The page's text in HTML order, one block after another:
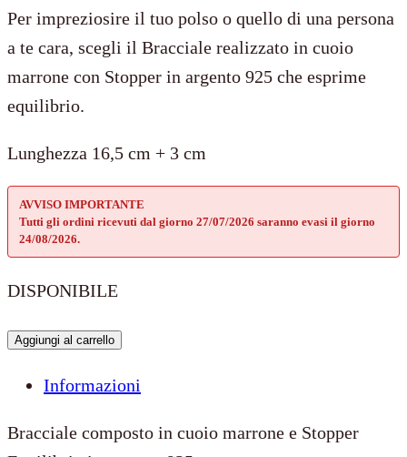
Per impreziosire il tuo polso o quello di una persona
a te cara, scegli il Bracciale realizzato in cuoio
marrone con Stopper in argento 925 che esprime
equilibrio.
Lunghezza 16,5 cm + 3 cm
AVVISO IMPORTANTE
Tutti gli ordini ricevuti dal giorno 27/07/2026 saranno evasi il giorno
24/08/2026.
DISPONIBILE
Bracciale
Cuoio
Marrone
Aggiungi al carrello
Informazioni
Bracciale composto in cuoio marrone e Stopper